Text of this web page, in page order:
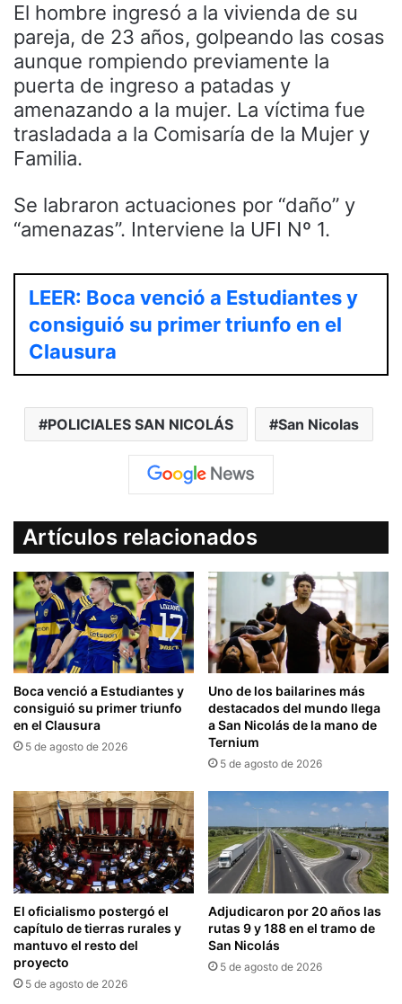
El hombre ingresó a la vivienda de su
pareja, de 23 años, golpeando las cosas
aunque rompiendo previamente la
puerta de ingreso a patadas y
amenazando a la mujer. La víctima fue
trasladada a la Comisaría de la Mujer y
Familia.
Se labraron actuaciones por “daño” y
“amenazas”. Interviene la UFI Nº 1.
LEER: Boca venció a Estudiantes y
consiguió su primer triunfo en el
Clausura
POLICIALES SAN NICOLÁS San Nicolas
Artículos relacionados
Boca venció a Estudiantes y
consiguió su primer triunfo
en el Clausura
5 de agosto de 2026
Uno de los bailarines más
destacados del mundo llega
a San Nicolás de la mano de
Ternium
5 de agosto de 2026
El oficialismo postergó el
capítulo de tierras rurales y
mantuvo el resto del
proyecto
5 de agosto de 2026
Adjudicaron por 20 años las
rutas 9 y 188 en el tramo de
San Nicolás
5 de agosto de 2026